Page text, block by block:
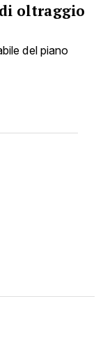
oltraggio
del piano